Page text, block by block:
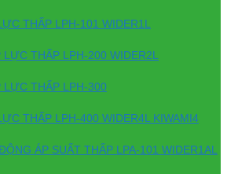
THẤP LPH-101 WIDER1L
LỰC THẤP LPH-200 WIDER2L
LỰC THẤP LPH-300
THẤP LPH-400 WIDER4L KIWAMI4
ÁP SUẤT THẤP LPA-101 WIDER1AL